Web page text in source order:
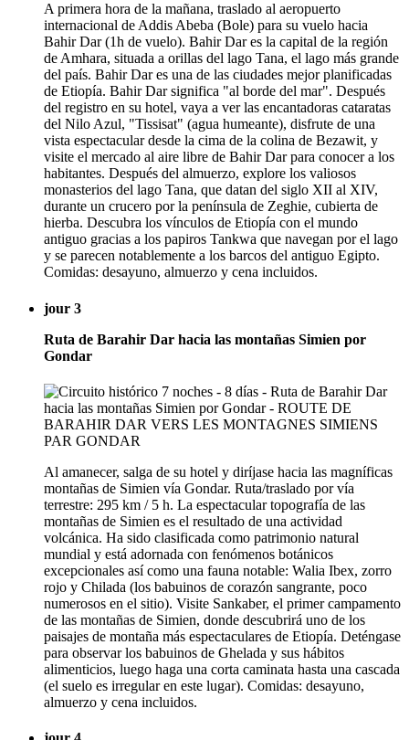
A primera hora de la mañana, traslado al aeropuerto
internacional de Addis Abeba (Bole) para su vuelo hacia
Bahir Dar (1h de vuelo). Bahir Dar es la capital de la región
de Amhara, situada a orillas del lago Tana, el lago más grande
del país. Bahir Dar es una de las ciudades mejor planificadas
de Etiopía. Bahir Dar significa "al borde del mar". Después
del registro en su hotel, vaya a ver las encantadoras cataratas
del Nilo Azul, "Tissisat" (agua humeante), disfrute de una
vista espectacular desde la cima de la colina de Bezawit, y
visite el mercado al aire libre de Bahir Dar para conocer a los
habitantes. Después del almuerzo, explore los valiosos
monasterios del lago Tana, que datan del siglo XII al XIV,
durante un crucero por la península de Zeghie, cubierta de
hierba. Descubra los vínculos de Etiopía con el mundo
antiguo gracias a los papiros Tankwa que navegan por el lago
y se parecen notablemente a los barcos del antiguo Egipto.
Comidas: desayuno, almuerzo y cena incluidos.
jour 3
Ruta de Barahir Dar hacia las montañas Simien por
Gondar
Al amanecer, salga de su hotel y diríjase hacia las magníficas
montañas de Simien vía Gondar. Ruta/traslado por vía
terrestre: 295 km / 5 h. La espectacular topografía de las
montañas de Simien es el resultado de una actividad
volcánica. Ha sido clasificada como patrimonio natural
mundial y está adornada con fenómenos botánicos
excepcionales así como una fauna notable: Walia Ibex, zorro
rojo y Chilada (los babuinos de corazón sangrante, poco
numerosos en el sitio). Visite Sankaber, el primer campamento
de las montañas de Simien, donde descubrirá uno de los
paisajes de montaña más espectaculares de Etiopía. Deténgase
para observar los babuinos de Ghelada y sus hábitos
alimenticios, luego haga una corta caminata hasta una cascada
(el suelo es irregular en este lugar). Comidas: desayuno,
almuerzo y cena incluidos.